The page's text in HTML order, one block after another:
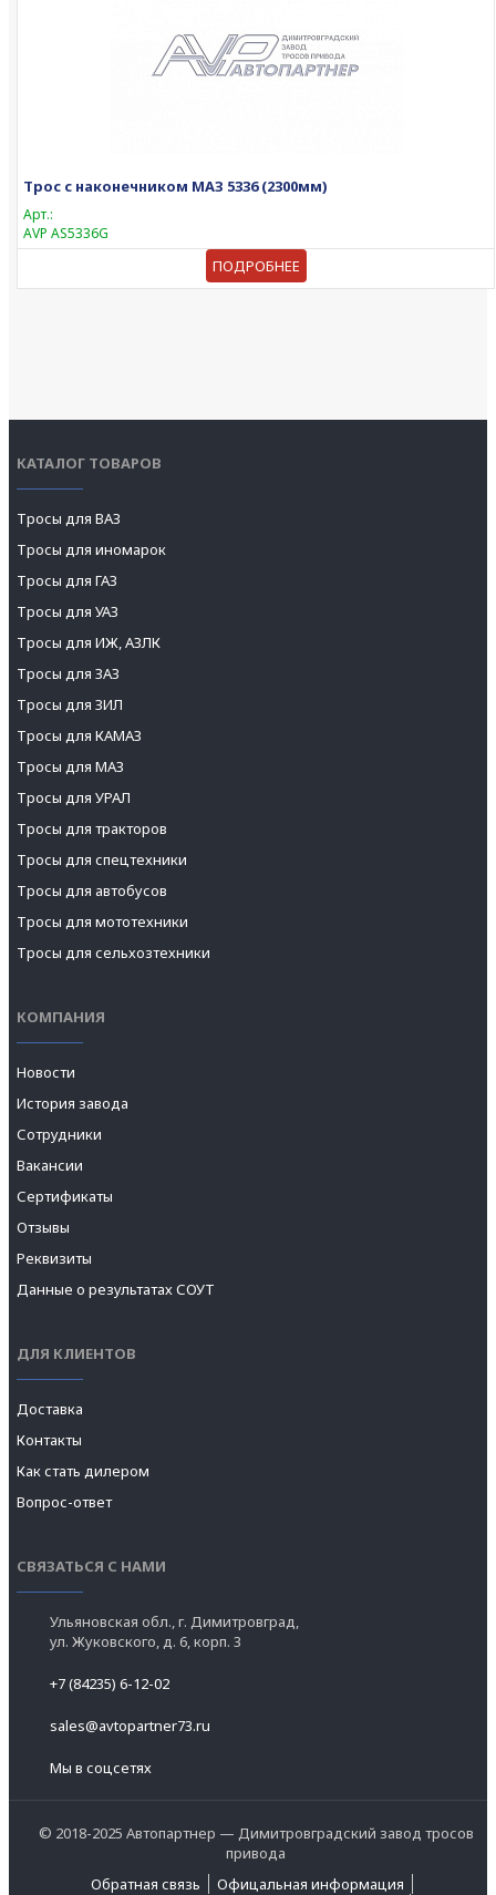
Трос с наконечником МАЗ 5336 (2300мм)
Арт.:
AVP AS5336G
ПОДРОБНЕЕ
КАТАЛОГ ТОВАРОВ
Тросы для ВАЗ
Тросы для иномарок
Тросы для ГАЗ
Тросы для УАЗ
Тросы для ИЖ, АЗЛК
Тросы для ЗАЗ
Тросы для ЗИЛ
Тросы для КАМАЗ
Тросы для МАЗ
Тросы для УРАЛ
Тросы для тракторов
Тросы для спецтехники
Тросы для автобусов
Тросы для мототехники
Тросы для сельхозтехники
КОМПАНИЯ
Новости
История завода
Сотрудники
Вакансии
Сертификаты
Отзывы
Реквизиты
Данные о результатах СОУТ
ДЛЯ КЛИЕНТОВ
Доставка
Контакты
Как стать дилером
Вопрос-ответ
СВЯЗАТЬСЯ С НАМИ
Ульяновская обл., г. Димитровград,
ул. Жуковского, д. 6, корп. 3
+7 (84235) 6-12-02
sales@avtopartner73.ru
Мы в соцсетях
© 2018-2025 Автопартнер — Димитровградский завод тросов
привода
Обратная связь
Офицальная информация